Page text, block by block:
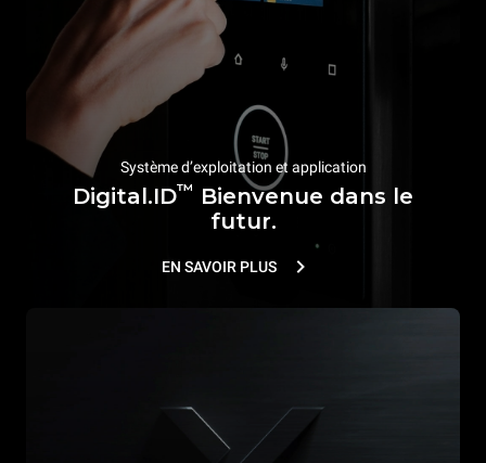
Système d’exploitation et application
Digital.ID™ Bienvenue dans le
futur.
EN SAVOIR PLUS